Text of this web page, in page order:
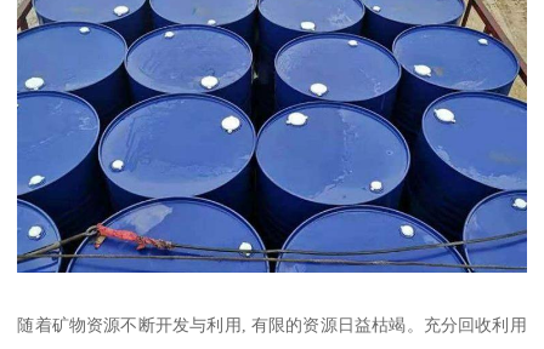
随着矿物资源不断开发与利用, 有限的资源日益枯竭。充分回收利用